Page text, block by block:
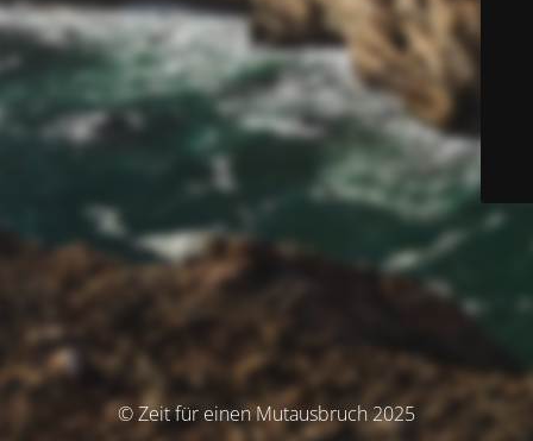
© Zeit für einen Mutausbruch 2025